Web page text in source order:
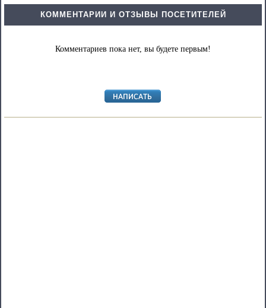
КОММЕНТАРИИ И ОТЗЫВЫ ПОСЕТИТЕЛЕЙ
Комментариев пока нет, вы будете первым!